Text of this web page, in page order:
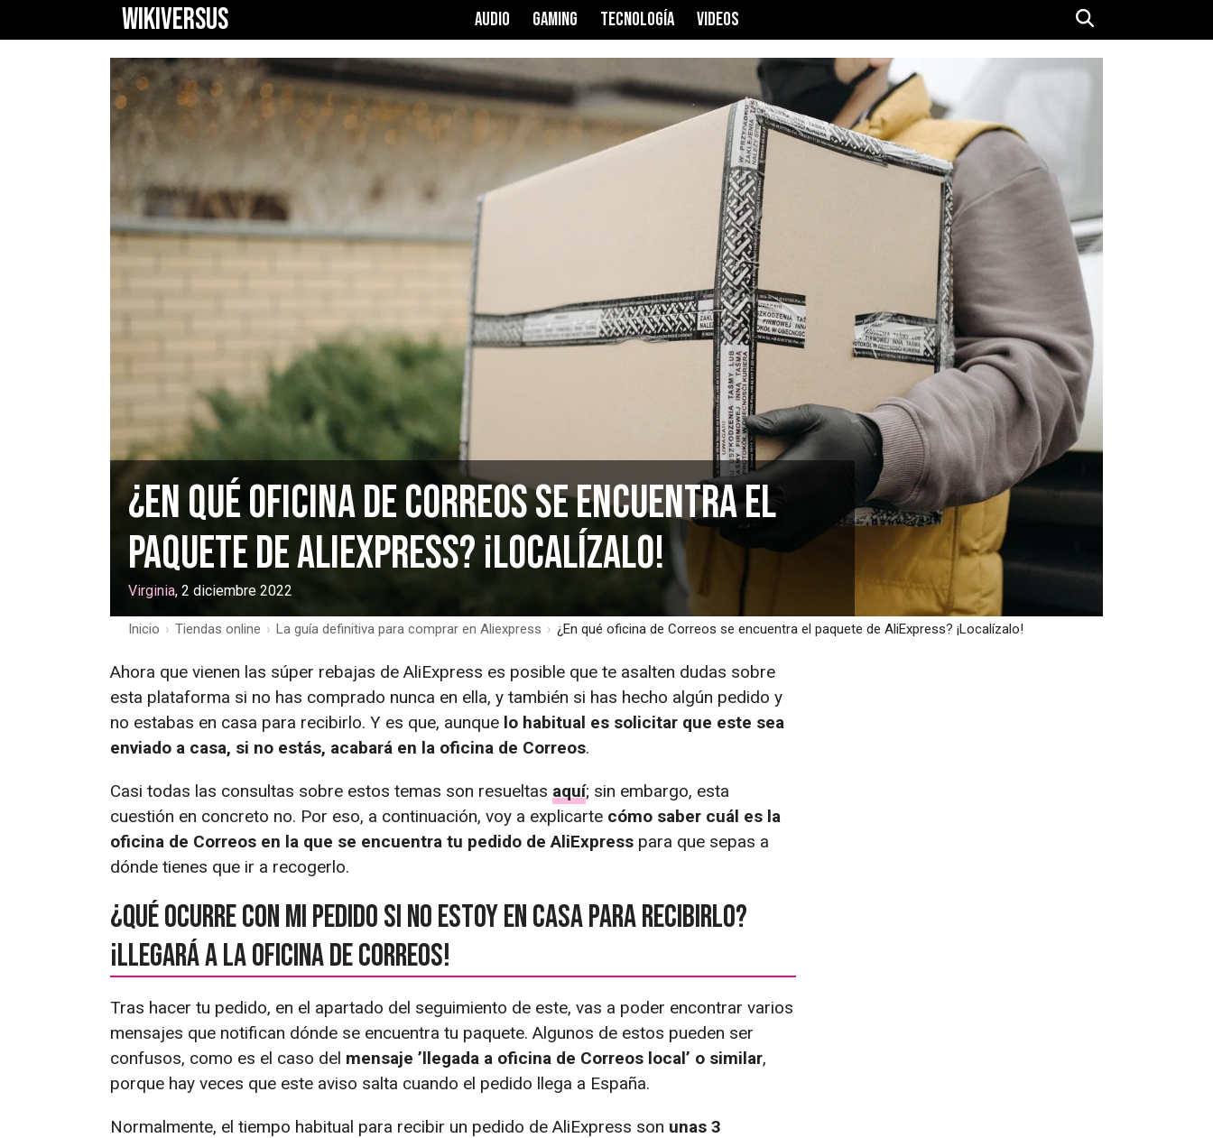
WIKIVERSUS AUDIO GAMING TECNOLOGÍA VIDEOS
¿En qué oficina de Correos se encuentra el
paquete de AliExpress? ¡Localízalo!
Virginia, 2 diciembre 2022
Inicio › Tiendas online › La guía definitiva para comprar en Aliexpress › ¿En qué oficina de Correos se encuentra el paquete de AliExpress? ¡Localízalo!
Ahora que vienen las súper rebajas de AliExpress es posible que te asalten dudas sobre
esta plataforma si no has comprado nunca en ella, y también si has hecho algún pedido y
no estabas en casa para recibirlo. Y es que, aunque lo habitual es solicitar que este sea
enviado a casa, si no estás, acabará en la oficina de Correos.
Casi todas las consultas sobre estos temas son resueltas aquí; sin embargo, esta
cuestión en concreto no. Por eso, a continuación, voy a explicarte cómo saber cuál es la
oficina de Correos en la que se encuentra tu pedido de AliExpress para que sepas a
dónde tienes que ir a recogerlo.
¿Qué ocurre con mi pedido si no estoy en casa para recibirlo?
¡Llegará a la oficina de Correos!
Tras hacer tu pedido, en el apartado del seguimiento de este, vas a poder encontrar varios
mensajes que notifican dónde se encuentra tu paquete. Algunos de estos pueden ser
confusos, como es el caso del mensaje ’llegada a oficina de Correos local’ o similar,
porque hay veces que este aviso salta cuando el pedido llega a España.
Normalmente, el tiempo habitual para recibir un pedido de AliExpress son unas 3